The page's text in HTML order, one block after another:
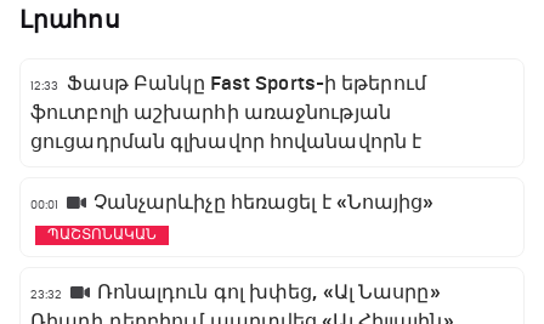
Լրահոս
12:33
Ֆասթ Բանկը Fast Sports-ի եթերում
ֆուտբոլի աշխարհի առաջնության
ցուցադրման գլխավոր հովանավորն է
00:01 Չանչարևիչը հեռացել է «Նոայից»
ՊԱՇՏՈՆԱԿԱՆ
23:32
Ռոնալդուն գոլ խփեց, «Ալ Նասրը»